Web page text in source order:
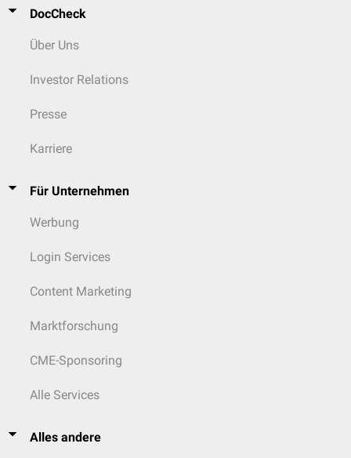
DocCheck
Über Uns
Investor Relations
Presse
Karriere
Für Unternehmen
Werbung
Login Services
Content Marketing
Marktforschung
CME-Sponsoring
Alle Services
Alles andere